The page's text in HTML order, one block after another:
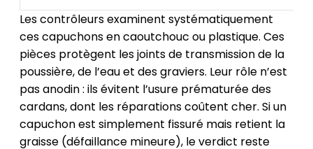
Les contrôleurs examinent systématiquement
ces capuchons en caoutchouc ou plastique. Ces
pièces protègent les joints de transmission de la
poussière, de l’eau et des graviers. Leur rôle n’est
pas anodin : ils évitent l’usure prématurée des
cardans, dont les réparations coûtent cher. Si un
capuchon est simplement fissuré mais retient la
graisse (défaillance mineure), le verdict reste